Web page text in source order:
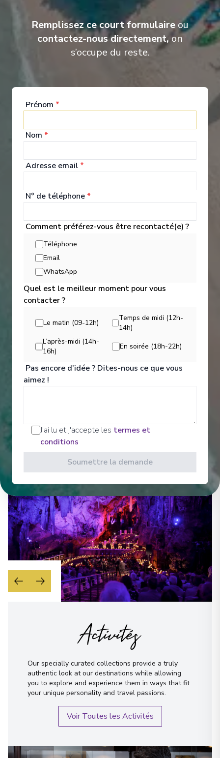
World Owner's Suite
Expériences à Bord
A luxurious boutique hotel at sea, the Azamara Journey is a mid-
sized ship with a deck plan that’s intimate but never crowded,
and offers everything modern voyagers are looking for—plus
Divertissements
Sit back and enjoy your evenings on a high note
with our onboard entertainment. From local cultural
cozy nook to sip coffee.
Activités
Our specially curated collections provide a truly
authentic look at our destinations while allowing
you to explore and experience them in ways that fit
your unique personality and travel passions.
Voir Toutes les Activités
Remplissez ce court formulaire ou
contactez-nous directement, on
s’occupe du reste.
Prénom *
Nom *
Adresse email *
N° de téléphone *
Comment préférez-vous être recontacté(e) ?
Téléphone
Email
WhatsApp
Quel est le meilleur moment pour vous
contacter ?
Le matin (09-12h)
Temps de midi (12h-
14h)
L’après-midi (14h-
16h)
En soirée (18h-22h)
Pas encore d’idée ? Dites-nous ce que vous
aimez !
J'ai lu et j'accepte les termes et
conditions
Soumettre la demande